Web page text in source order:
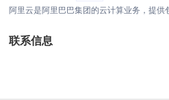
阿里云是阿里巴巴集团的云计算业务，提
联系信息